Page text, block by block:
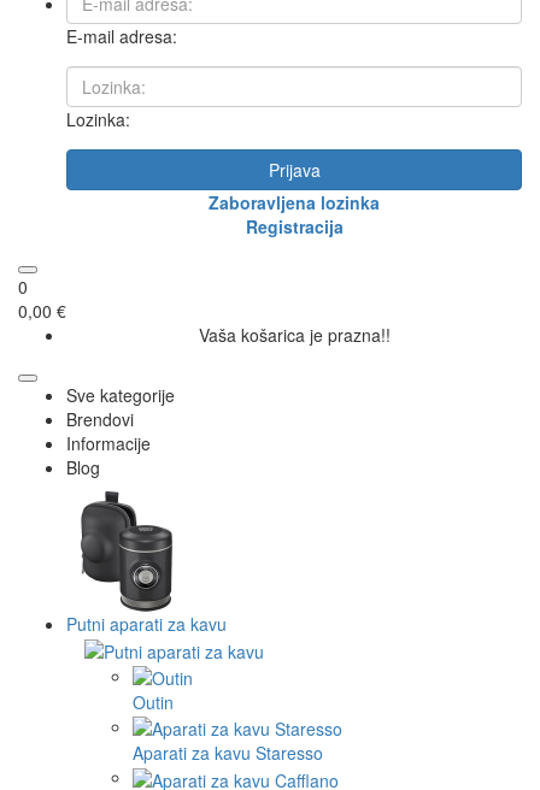
E-mail adresa:
Lozinka:
Prijava
Zaboravljena lozinka
Registracija
0
0,00 €
Vaša košarica je prazna!!
Sve kategorije
Brendovi
Informacije
Blog
Putni aparati za kavu
Outin
Aparati za kavu Staresso